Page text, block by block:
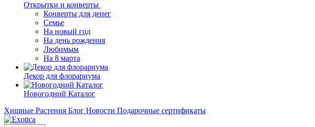
Открытки и конверты
Конверты для денег
Семье
На новый год
На день рождения
Любимым
На 8 марта
Декор для флорариума
Новогодний Каталог
Хищные Растения Блог Новости Подарочные сертификаты